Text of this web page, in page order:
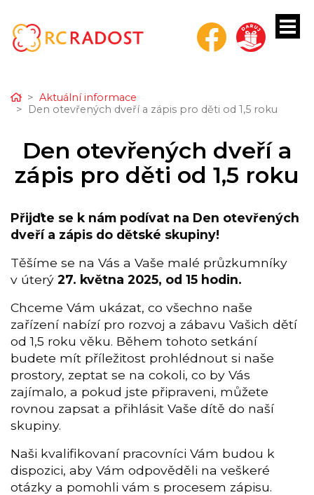
HomeAktuální informace
Den otevřených dveří a zápis pro děti od 1,5 roku
Den otevřených dveří a
zápis pro děti od 1,5 roku
Přijďte se k nám podívat na Den otevřených
dveří a zápis do dětské skupiny!
Těšíme se na Vás a Vaše malé průzkumníky
v úterý 27. května 2025, od 15 hodin.
Chceme Vám ukázat, co všechno naše
zařízení nabízí pro rozvoj a zábavu Vašich dětí
od 1,5 roku věku. Během tohoto setkání
budete mít příležitost prohlédnout si naše
prostory, zeptat se na cokoli, co by Vás
zajímalo, a pokud jste připraveni, můžete
rovnou zapsat a přihlásit Vaše dítě do naší
skupiny.
Naši kvalifikovaní pracovníci Vám budou k
dispozici, aby Vám odpověděli na veškeré
otázky a pomohli vám s procesem zápisu.